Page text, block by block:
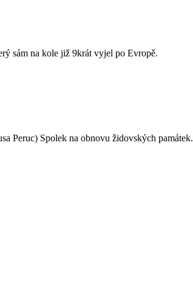
sám na kole již 9krát vyjel po Evropě.
Peruc) Spolek na obnovu židovských památek.